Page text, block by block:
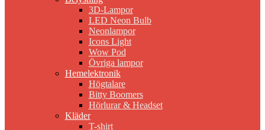
3D-Lampor
LED Neon Bulb
Neonlampor
Icons Light
Wow Pod
Övriga lampor
Hemelektronik
Högtalare
Bitty Boomers
Hörlurar & Headset
Kläder
T-shirt